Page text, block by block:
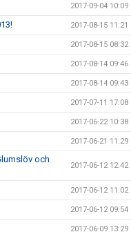
2017-09-04 10:09
2017-08-15 11:21
2017-08-15 08:32
2017-08-14 09:46
2017-08-14 09:43
2017-07-11 17:08
2017-06-22 10:38
2017-06-21 11:29
och
2017-06-12 12:42
2017-06-12 11:02
2017-06-12 09:54
2017-06-09 13:29